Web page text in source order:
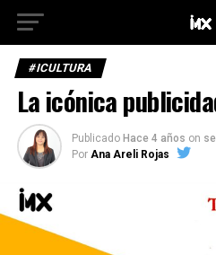
#ICULTURA
La icónica
Publicado Hace 4 años on
Por Ana Areli Rojas